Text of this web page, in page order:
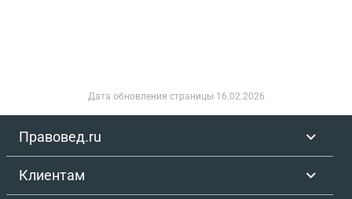
Дата обновления страницы 16.02.2026
Правовед.ru
Клиентам